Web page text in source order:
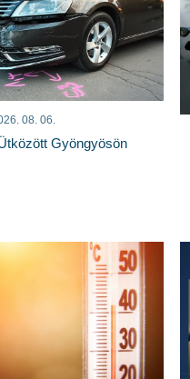
08. 06.
Gyöngyösön